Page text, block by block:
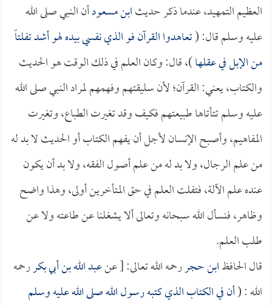
العظيم التمهيد، عندما ذكر حديثابن مسعودأن النبي صلى الله
عليه وسلم قال: (تعاهدوا القرآن فو الذي نفسي بيده لهو أشد تفلتاً
من الإبل في عقلها)، قال: وكان العلم في ذلك الوقت هو الحديث
والكتاب، يعني: القرآن؛ لأن سليقتهم وفهمهم لمراد النبي صلى الله
عليه وسلم تتأتاها طبيعتهم فكيف وقد تغيرت الطباع، وتغيرت
المفاهيم، وأصبح الإنسان لأجل أن يفهم الكتاب أو الحديث لا بد له
من علم الرجال، ولا بد له من علم أصول الفقه، ولا بد أن يكون
عنده علم الآلة، فتفلت العلم في حق المتأخرين أولى، وهذا واضح
وظاهر، فنسأل الله سبحانه وتعالى ألا يشغلنا عن طاعته ولا عن
طلب العلم.
قال الحافظابن حجررحمه الله تعالى: [ عنعبد الله بن أبي بكررحمه
الله : (أن في الكتاب الذي كتبه رسول الله صلى الله عليه وسلم